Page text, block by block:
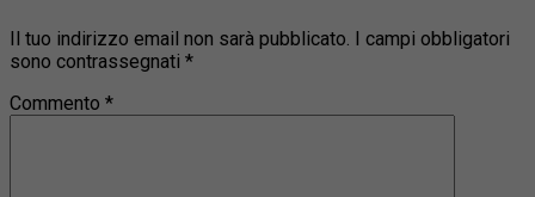
Il tuo indirizzo email non sarà pubblicato. I campi obbligatori
sono contrassegnati *
Commento *